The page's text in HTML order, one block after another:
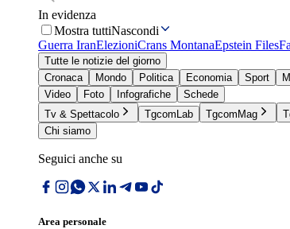
In evidenza
Mostra tuttiNascondi
Guerra IranElezioniCrans MontanaEpstein Files
Tutte le notizie del giorno
Cronaca
Mondo Politica Economia Sport
Video
Foto Infografiche
Schede
Tv & Spettacolo
TgcomLab TgcomMag
Chi siamo
Seguici anche su
Area personale